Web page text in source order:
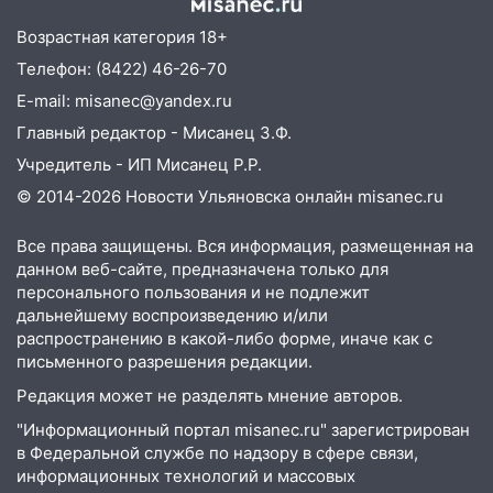
Возрастная категория 18+
Телефон: (8422) 46-26-70
E-mail: misanec@yandex.ru
Главный редактор - Мисанец З.Ф.
Учредитель - ИП Мисанец Р.Р.
© 2014-2026 Новости Ульяновска онлайн misanec.ru
Все права защищены. Вся информация, размещенная на
данном веб-сайте, предназначена только для
персонального пользования и не подлежит
дальнейшему воспроизведению и/или
распространению в какой-либо форме, иначе как с
письменного разрешения редакции.
Редакция может не разделять мнение авторов.
"Информационный портал misanec.ru" зарегистрирован
в Федеральной службе по надзору в сфере связи,
информационных технологий и массовых